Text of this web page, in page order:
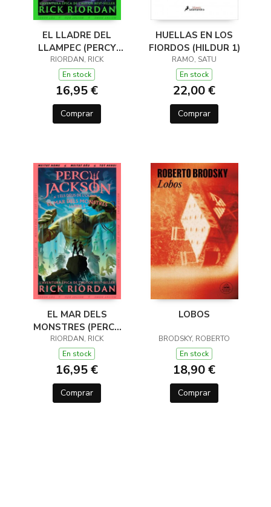
EL LLADRE DEL
LLAMPEC (PERCY
JACKSON I ELS DÉUS
DE L'OLIMP 1)
RIORDAN, RICK
En stock
16,95 €
Comprar
HUELLAS EN LOS
FIORDOS (HILDUR 1)
RAMO, SATU
En stock
22,00 €
Comprar
EL MAR DELS
MONSTRES (PERCY
JACKSON I ELS DÉUS
DE L'OLIMP 2)
RIORDAN, RICK
En stock
16,95 €
Comprar
LOBOS
BRODSKY, ROBERTO
En stock
18,90 €
Comprar